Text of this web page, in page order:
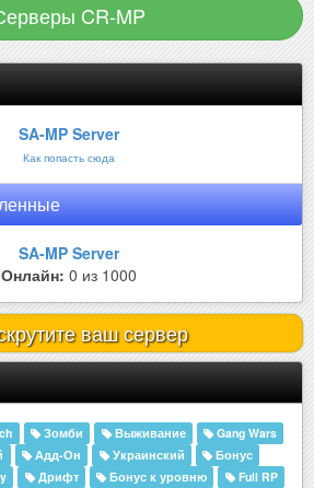
CR-MP
SA-MP Server
Как попасть сюда
SA-MP Server
Онлайн: 0 из 1000
ваш сервер
Зомби Выживание
Gang Wars
Адд-Он Украинский
Бонус
Дрифт Бонус к уровню
Full RP